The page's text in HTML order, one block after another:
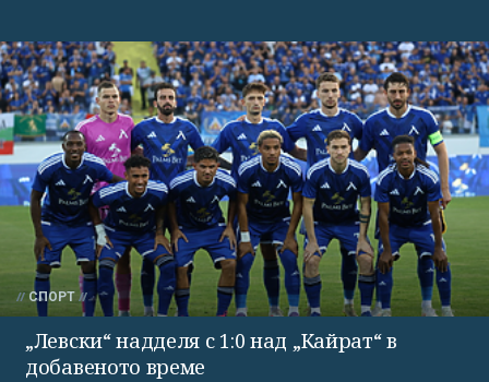
СПОРТ
„Левски“ надделя с 1:0 над „Кайрат“ в
добавеното време